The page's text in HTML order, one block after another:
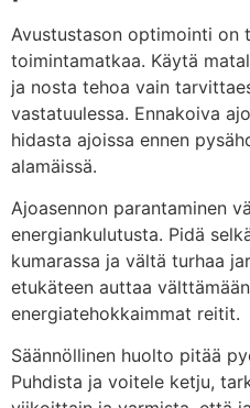
Avustustason optimointi on
toimintamatkaa. Käytä
ja nosta tehoa vain
vastatuulessa. Ennakoiva
hidasta ajoissa ennen
alamäissä.
Ajoasennon parantaminen
energiankulutusta. Pidä
kumarassa ja vältä turhaa
etukäteen auttaa
energiatehokkaimmat reitit.
Säännöllinen huolto pitää
Puhdista ja voitele ketju,